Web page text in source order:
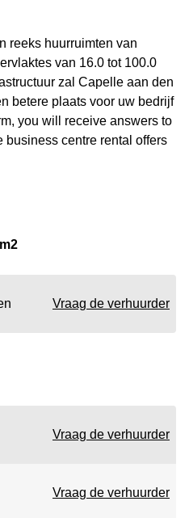
reeks huurruimten van
van 16.0 tot 100.0
zal Capelle aan den
betere plaats voor uw bedrijf
you will receive answers to
business centre rental offers
Vraag de verhuurder
Vraag de verhuurder
Vraag de verhuurder